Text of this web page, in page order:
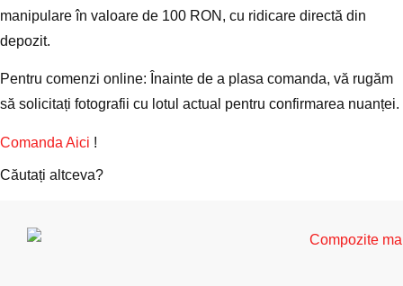
manipulare în valoare de 100 RON , cu ridicare directă din
depozit.
Pentru comenzi online: Înainte de a plasa comanda, vă rugăm
să solicitați fotografii cu lotul actual pentru confirmarea nuanței.
Comanda Aici !
Căutați altceva?